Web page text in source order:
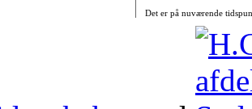
Det er på nuværende